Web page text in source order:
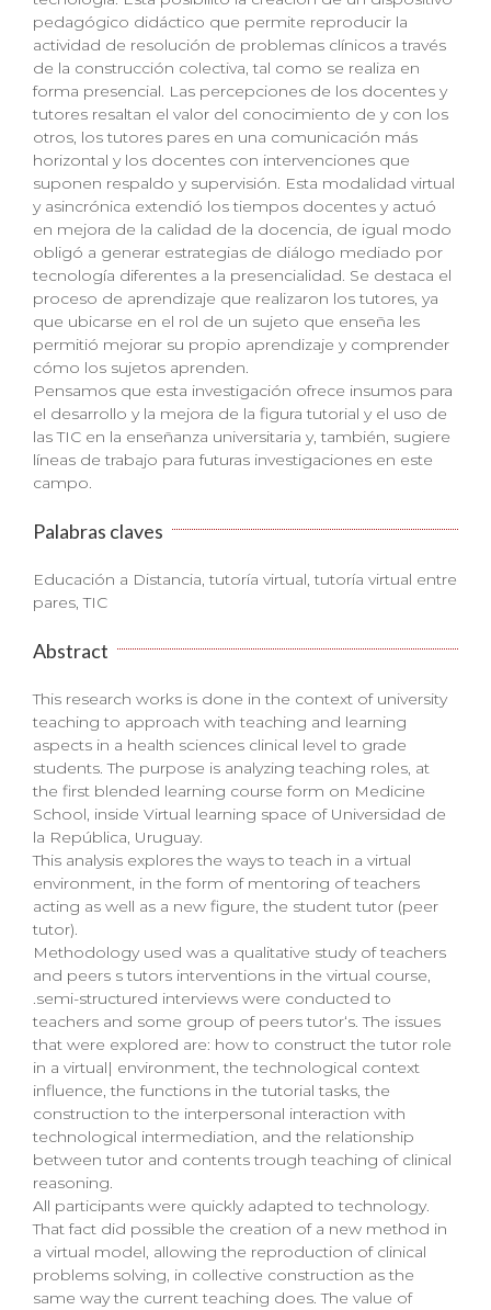
pedagógico didáctico que permite reproducir la
actividad de resolución de problemas clínicos a través
de la construcción colectiva, tal como se realiza en
forma presencial. Las percepciones de los docentes y
tutores resaltan el valor del conocimiento de y con los
otros, los tutores pares en una comunicación más
horizontal y los docentes con intervenciones que
suponen respaldo y supervisión. Esta modalidad virtual
y asincrónica extendió los tiempos docentes y actuó
en mejora de la calidad de la docencia, de igual modo
obligó a generar estrategias de diálogo mediado por
tecnología diferentes a la presencialidad. Se destaca el
proceso de aprendizaje que realizaron los tutores, ya
que ubicarse en el rol de un sujeto que enseña les
permitió mejorar su propio aprendizaje y comprender
cómo los sujetos aprenden.
Pensamos que esta investigación ofrece insumos para
el desarrollo y la mejora de la figura tutorial y el uso de
las TIC en la enseñanza universitaria y, también, sugiere
líneas de trabajo para futuras investigaciones en este
campo.
Palabras claves
Educación a Distancia, tutoría virtual, tutoría virtual entre
pares, TIC
Abstract
This research works is done in the context of university
teaching to approach with teaching and learning
aspects in a health sciences clinical level to grade
students. The purpose is analyzing teaching roles, at
the first blended learning course form on Medicine
School, inside Virtual learning space of Universidad de
la República, Uruguay.
This analysis explores the ways to teach in a virtual
environment, in the form of mentoring of teachers
acting as well as a new figure, the student tutor (peer
tutor).
Methodology used was a qualitative study of teachers
and peers s tutors interventions in the virtual course,
.semi-structured interviews were conducted to
teachers and some group of peers tutor‘s. The issues
that were explored are: how to construct the tutor role
in a virtual| environment, the technological context
influence, the functions in the tutorial tasks, the
construction to the interpersonal interaction with
technological intermediation, and the relationship
between tutor and contents trough teaching of clinical
reasoning.
All participants were quickly adapted to technology.
That fact did possible the creation of a new method in
a virtual model, allowing the reproduction of clinical
problems solving, in collective construction as the
same way the current teaching does. The value of